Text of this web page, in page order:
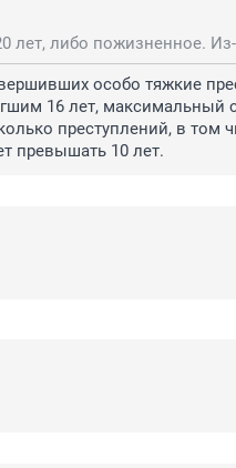
особо тяжкие
16 лет, максимальный
преступлений, в том
превышать 10 лет.